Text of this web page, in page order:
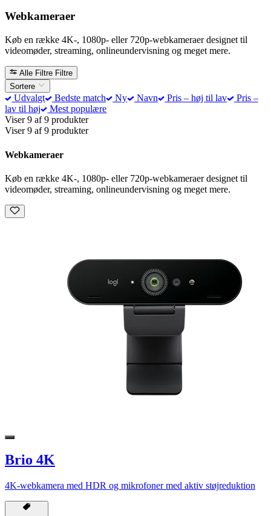
Webkameraer
Køb en række 4K-, 1080p- eller 720p-webkameraer designet til
videomøder, streaming, onlineundervisning og meget mere.
Alle Filtre Filtre
Sortere
Udvalgt Bedste match Ny Navn Pris – høj til lav
Pris –
lav til høj
Mest populære
Viser 9 af 9 produkter
Viser 9 af 9 produkter
Webkameraer
Køb en række 4K-, 1080p- eller 720p-webkameraer designet til
videomøder, streaming, onlineundervisning og meget mere.
Brio 4K
4K-webkamera med HDR og mikrofoner med aktiv støjreduktion